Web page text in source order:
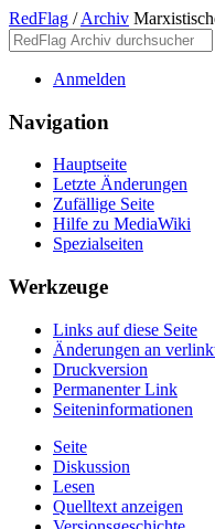
RedFlag / Archiv
Anmelden
Navigation
Hauptseite
Letzte Änderungen
Zufällige Seite
Hilfe zu MediaWiki
Spezialseiten
Werkzeuge
Links auf diese Seite
Änderungen an
Druckversion
Permanenter Link
Seiten­­informationen
Seite
Diskussion
Lesen
Quelltext anzeigen